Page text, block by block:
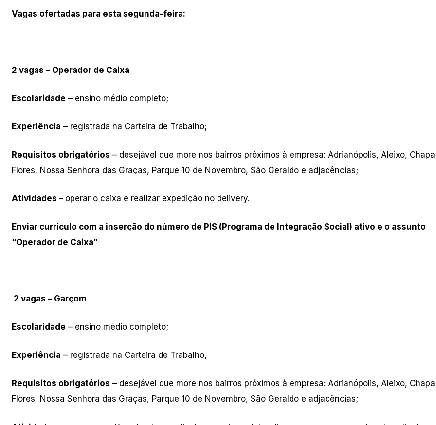
Vagas ofertadas para esta segunda-feira:
2 vagas – Operador de Caixa
Escolaridade – ensino médio completo;
Experiência – registrada na Carteira de Trabalho;
Requisitos obrigatórios – desejável que more nos bairros próximos à empresa: Adrianópolis, Aleixo,
Flores, Nossa Senhora das Graças, Parque 10 de Novembro, São Geraldo e adjacências;
Atividades – operar o caixa e realizar expedição no delivery.
Enviar currículo com a inserção do número de PIS (Programa de Integração Social) ativo e o assunto
“Operador de Caixa”
2 vagas – Garçom
Escolaridade – ensino médio completo;
Experiência – registrada na Carteira de Trabalho;
Requisitos obrigatórios – desejável que more nos bairros próximos à empresa: Adrianópolis, Aleixo,
Flores, Nossa Senhora das Graças, Parque 10 de Novembro, São Geraldo e adjacências;